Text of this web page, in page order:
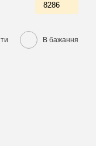
8286
В бажання